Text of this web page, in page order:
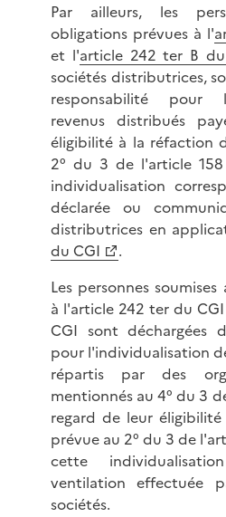
Par ailleurs, les
obligations prévues à l'
et l'article 242 ter B
sociétés distributrices,
responsabilité pour
revenus distribués
éligibilité à la réfaction
2° du 3 de l'article
individualisation
déclarée ou
distributrices en
du CGI
.
Les personnes
à l'article 242 ter du
CGI sont déchargées
pour l'individualisation
répartis par des
mentionnés au 4° du 3
regard de leur
prévue au 2° du 3 de
cette
ventilation effectuée
sociétés.